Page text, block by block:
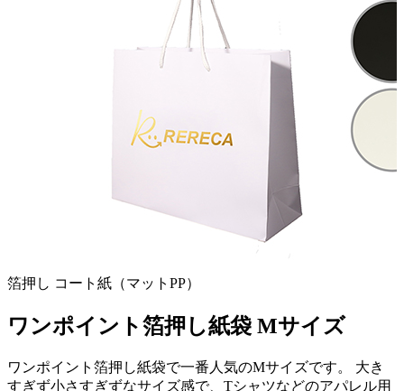
箔押し コート紙（マットPP）
ワンポイント箔押し紙袋 Mサイズ
ワンポイント箔押し紙袋で一番人気のMサイズです。 大き
すぎず小さすぎずなサイズ感で、Tシャツなどのアパレル用